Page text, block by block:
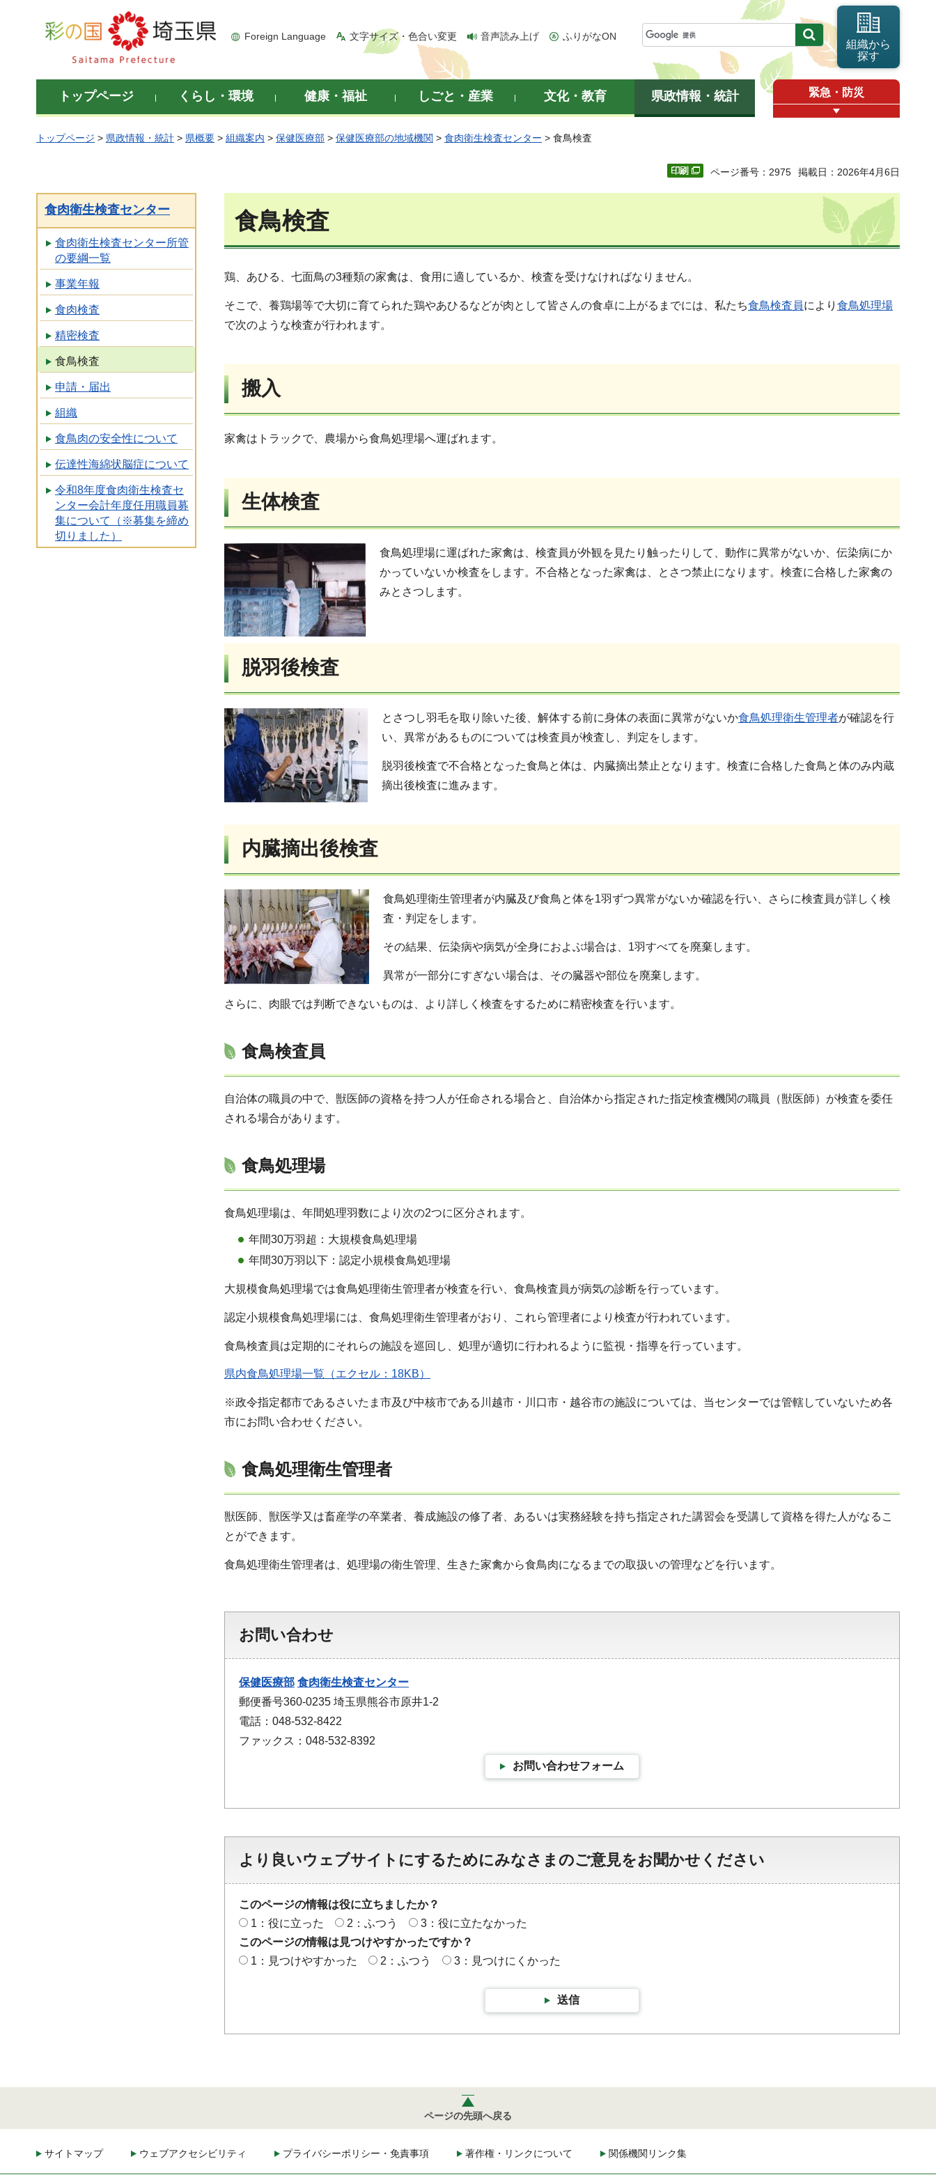
彩の国 埼玉県
Foreign Language 文字サイズ・色合い変更 音声読み上げ ふりがなON
組織から
探す
トップページ くらし・環境 健康・福祉 しごと・産業 文化・教育 県政情報・統計 緊急・防災
トップページ > 県政情報・統計 > 県概要 > 組織案内 > 保健医療部 > 保健医療部の地域機関 > 食肉衛生検査センター > 食鳥検査
ページ番号：2975 掲載日：2026年4月6日
食肉衛生検査センター
食肉衛生検査センター所管
の要綱一覧
事業年報
食肉検査
精密検査
食鳥検査
申請・届出
組織
食鳥肉の安全性について
伝達性海綿状脳症について
令和8年度食肉衛生検査セ
ンター会計年度任用職員募
集について（※募集を締め
切りました）
食鳥検査
鶏、あひる、七面鳥の3種類の家禽は、食用に適しているか、検査を受けなければなりません。
そこで、養鶏場等で大切に育てられた鶏やあひるなどが肉として皆さんの食卓に上がるまでには、私たち食鳥検査員により 食鳥処理場
で次のような検査が行われます。
搬入
家禽はトラックで、農場から食鳥処理場へ運ばれます。
生体検査
食鳥処理場に運ばれた家禽は、検査員が外観を見たり触ったりして、動作に異常がないか、伝染病にか
かっていないか検査をします。不合格となった家禽は、とさつ禁⽌になります。検査に合格した家禽の
みとさつします。
脱羽後検査
とさつし羽毛を取り除いた後、解体する前に身体の表面に異常がないか食鳥処理衛生管理者が確認を行
い、異常があるものについては検査員が検査し、判定をします。
脱羽後検査で不合格となった食鳥と体は、内臓摘出禁⽌となります。検査に合格した食鳥と体のみ内蔵
摘出後検査に進みます。
内臓摘出後検査
食鳥処理衛生管理者が内臓及び食鳥と体を1羽ずつ異常がないか確認を行い、さらに検査員が詳しく検
査・判定をします。
その結果、伝染病や病気が全身におよぶ場合は、1羽すべてを廃棄します。
異常が一部分にすぎない場合は、その臓器や部位を廃棄します。
さらに、肉眼では判断できないものは、より詳しく検査をするために精密検査を行います。
食鳥検査員
自治体の職員の中で、獣医師の資格を持つ人が任命される場合と、自治体から指定された指定検査機関の職員（獣医師）が検査を委任
される場合があります。
食鳥処理場
食鳥処理場は、年間処理羽数により次の2つに区分されます。
年間30万羽超：大規模食鳥処理場
年間30万羽以下：認定小規模食鳥処理場
大規模食鳥処理場では食鳥処理衛生管理者が検査を行い、食鳥検査員が病気の診断を行っています。
認定小規模食鳥処理場には、食鳥処理衛生管理者がおり、これら管理者により検査が行われています。
食鳥検査員は定期的にそれらの施設を巡回し、処理が適切に行われるように監視・指導を行っています。
県内食鳥処理場一覧（エクセル：18KB）
※政令指定都市であるさいたま市及び中核市である川越市・川口市・越谷市の施設については、当センターでは管轄していないため各
市にお問い合わせください。
食鳥処理衛生管理者
獣医師、獣医学又は畜産学の卒業者、養成施設の修了者、あるいは実務経験を持ち指定された講習会を受講して資格を得た人がなるこ
とができます。
食鳥処理衛生管理者は、処理場の衛生管理、生きた家禽から食鳥肉になるまでの取扱いの管理などを行います。
お問い合わせ
保健医療部 食肉衛生検査センター
郵便番号360-0235 埼玉県熊谷市原井1-2
電話：048-532-8422
ファックス：048-532-8392
お問い合わせフォーム
より良いウェブサイトにするためにみなさまのご意見をお聞かせください
このページの情報は役に立ちましたか？
1：役に立った
2：ふつう
3：役に立たなかった
このページの情報は見つけやすかったですか？
1：見つけやすかった
2：ふつう 3：見つけにくかった
送信
ページの先頭へ戻る
サイトマップ ウェブアクセシビリティ プライバシーポリシー・免責事項 著作権・リンクについて 関係機関リンク集